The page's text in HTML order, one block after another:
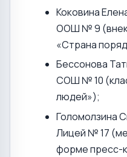
Коковина
ООШ № 9
«Страна
Бессонова
СОШ № 10
людей»);
Голомолзина
Лицей № 17
форме пресс-